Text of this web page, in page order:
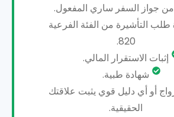
جواز السفر ساري المفعول.
طلب التأشيرة من الفئة الفرعية
820.
إثبات الاستقرار المالي.
شهادة طبية.
أو أي دليل قوي يثبت علاقتك
الحقيقية.